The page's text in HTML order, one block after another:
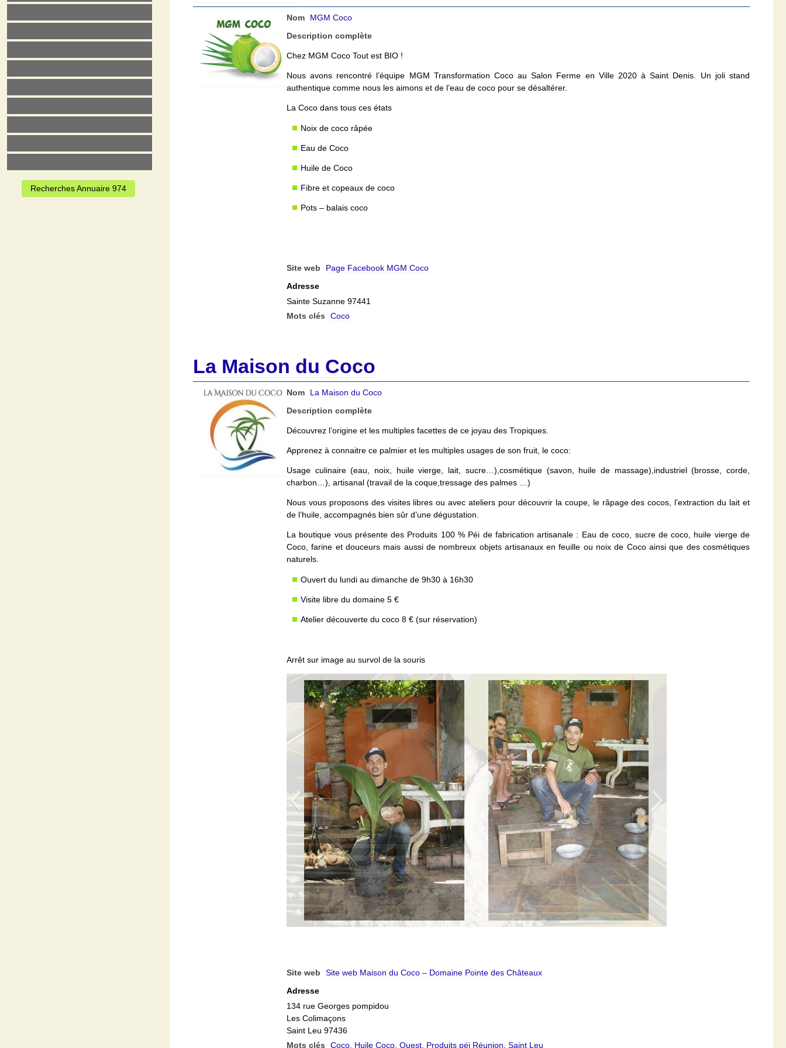
Recherches Annuaire 974
Nom
MGM Coco
Description complète
Chez MGM Coco Tout est BIO !
Nous avons rencontré l’équipe MGM Transformation Coco au Salon Ferme en Ville 2020 à Saint Denis. Un joli stand
authentique comme nous les aimons et de l’eau de coco pour se désaltérer.
La Coco dans tous ces états
Noix de coco râpée
Eau de Coco
Huile de Coco
Fibre et copeaux de coco
Pots – balais coco
Site web
Page Facebook MGM Coco
Adresse
Sainte Suzanne 97441
Mots clés
Coco
La Maison du Coco
Nom
La Maison du Coco
Description complète
Découvrez l’origine et les multiples facettes de ce joyau des Tropiques.
Apprenez à connaitre ce palmier et les multiples usages de son fruit, le coco:
Usage culinaire (eau, noix, huile vierge, lait, sucre…),cosmétique (savon, huile de massage),industriel (brosse, corde,
charbon…), artisanal (travail de la coque,tressage des palmes …)
Nous vous proposons des visites libres ou avec ateliers pour découvrir la coupe, le râpage des cocos, l’extraction du lait et
de l’huile, accompagnés bien sûr d’une dégustation.
La boutique vous présente des Produits 100 % Péi de fabrication artisanale : Eau de coco, sucre de coco, huile vierge de
Coco, farine et douceurs mais aussi de nombreux objets artisanaux en feuille ou noix de Coco ainsi que des cosmétiques
naturels.
Ouvert du lundi au dimanche de 9h30 à 16h30
Visite libre du domaine 5 €
Atelier découverte du coco 8 € (sur réservation)
Arrêt sur image au survol de la souris
Site web
Site web Maison du Coco – Domaine Pointe des Châteaux
Adresse
134 rue Georges pompidou
Les Colimaçons
Saint Leu 97436
Mots clés
Coco, Huile Coco, Ouest, Produits péi Réunion, Saint Leu